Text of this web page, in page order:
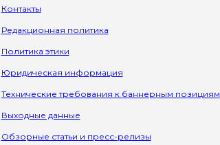
Контакты
Редакционная политика
Политика этики
Юридическая информация
Технические требования к баннерным позициям
Выходные данные
Обзорные статьи и пресс-релизы